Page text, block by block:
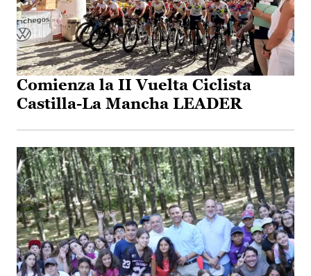
Comienza la II Vuelta Ciclista
Castilla-La Mancha LEADER